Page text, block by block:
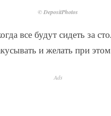
© DepositPhotos
все будут сидеть за
и желать при
Ads